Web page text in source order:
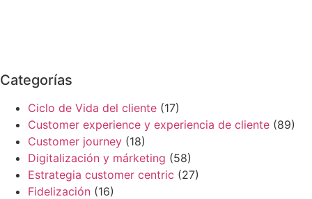
Categorías
Ciclo de Vida del cliente (17)
Customer experience y experiencia de cliente (89)
Customer journey (18)
Digitalización y márketing (58)
Estrategia customer centric (27)
Fidelización (16)